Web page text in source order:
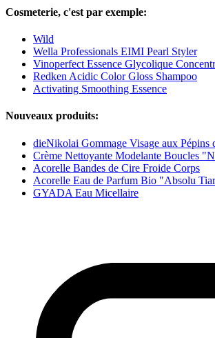
Cosmeterie, c'est par exemple:
Wild
Wella Professionals EIMI Pearl Styler
Vinoperfect Essence Glycolique
Redken Acidic Color Gloss Shampoo
Activating Smoothing Essence
Nouveaux produits:
dieNikolai Gommage Visage aux Pépins
Crème Nettoyante Modelante Boucles
Acorelle Bandes de Cire Froide Corps
Acorelle Eau de Parfum Bio "Absolu
GYADA Eau Micellaire